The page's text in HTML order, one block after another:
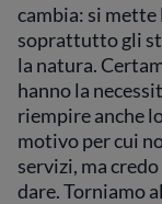
cambia: si mette
soprattutto gli
la natura.
hanno la
riempire anche
motivo per cui
servizi, ma
dare. Torniamo